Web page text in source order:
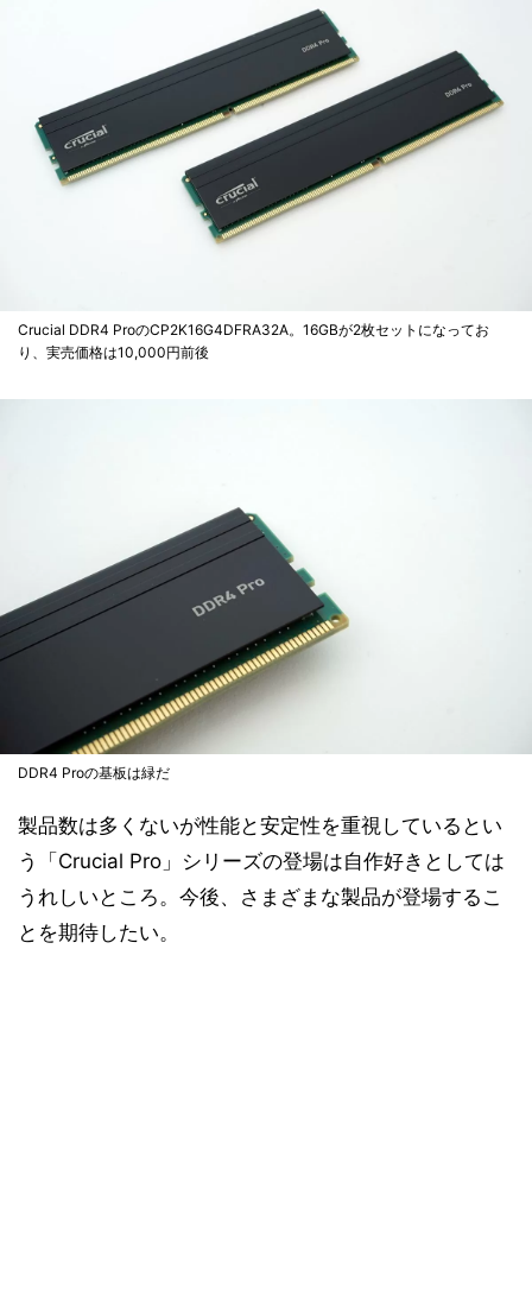
Crucial DDR4 ProのCP2K16G4DFRA32A。16GBが2枚セットになってお
り、実売価格は10,000円前後
DDR4 Proの基板は緑だ
製品数は多くないが性能と安定性を重視しているとい
う「Crucial Pro」シリーズの登場は自作好きとしては
うれしいところ。今後、さまざまな製品が登場するこ
とを期待したい。